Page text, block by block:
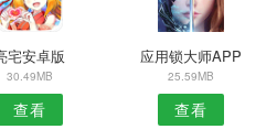
宅安卓版
30.49MB
查看
应用锁大师APP
25.59MB
查看